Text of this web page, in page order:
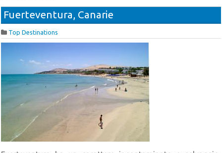
Fuerteventura, Canarie
Top Destinations